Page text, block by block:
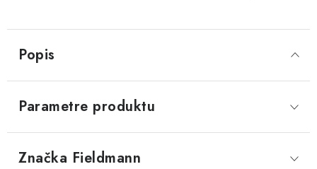
Popis
Parametre produktu
Značka Fieldmann